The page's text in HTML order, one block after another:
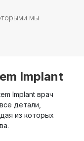
мы
Implant
Implant врач
детали,
из которых